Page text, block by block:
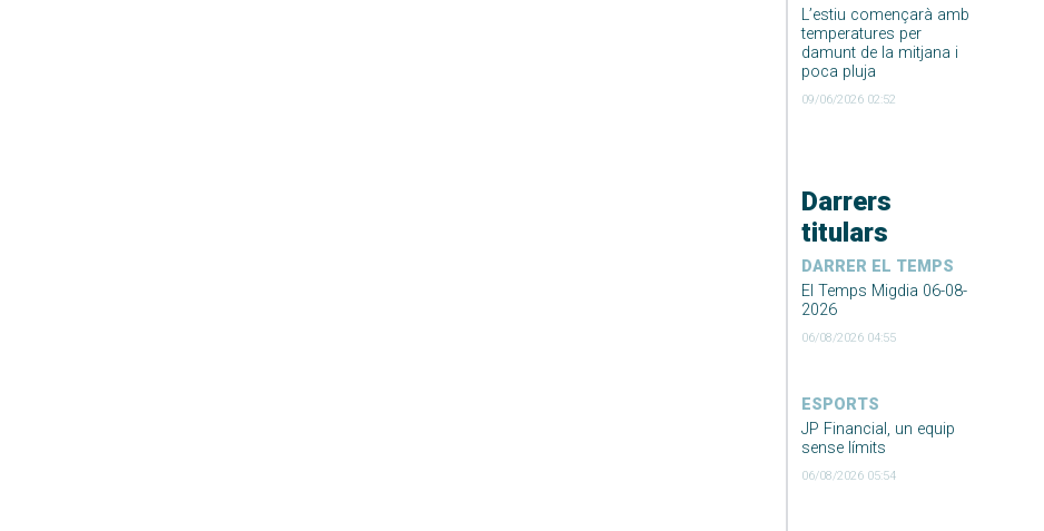
L’estiu començarà amb
temperatures per
damunt de la mitjana i
poca pluja
09/06/2026 02:52
Darrers
titulars
DARRER EL TEMPS
El Temps Migdia 06-08-
2026
06/08/2026 04:55
ESPORTS
JP Financial, un equip
sense límits
06/08/2026 05:54